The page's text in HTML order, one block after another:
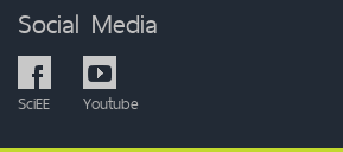
Social Media
SciEE Youtube